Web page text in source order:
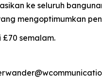
ke seluruh
mengoptimumkan
semalam.